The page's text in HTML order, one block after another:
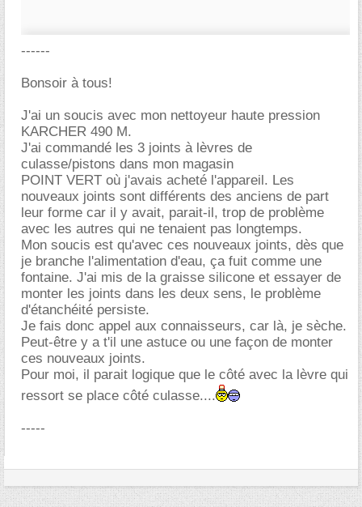
------
Bonsoir à tous!
J'ai un soucis avec mon nettoyeur haute pression
KARCHER 490 M.
J'ai commandé les 3 joints à lèvres de
culasse/pistons dans mon magasin
POINT VERT où j'avais acheté l'appareil. Les
nouveaux joints sont différents des anciens de part
leur forme car il y avait, parait-il, trop de problème
avec les autres qui ne tenaient pas longtemps.
Mon soucis est qu'avec ces nouveaux joints, dès que
je branche l'alimentation d'eau, ça fuit comme une
fontaine. J'ai mis de la graisse silicone et essayer de
monter les joints dans les deux sens, le problème
d'étanchéité persiste.
Je fais donc appel aux connaisseurs, car là, je sèche.
Peut-être y a t'il une astuce ou une façon de monter
ces nouveaux joints.
Pour moi, il parait logique que le côté avec la lèvre qui
ressort se place côté culasse....
-----